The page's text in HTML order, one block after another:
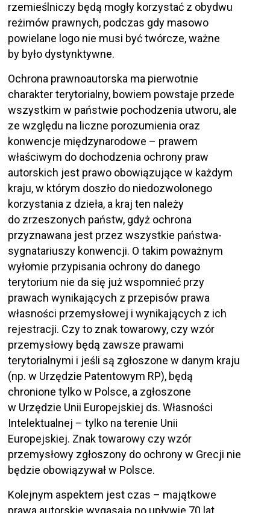
rzemieślniczy będą mogły korzystać z obydwu
reżimów prawnych, podczas gdy masowo
powielane logo nie musi być twórcze, ważne
by było dystynktywne.
Ochrona prawnoautorska ma pierwotnie
charakter terytorialny, bowiem powstaje przede
wszystkim w państwie pochodzenia utworu, ale
ze względu na liczne porozumienia oraz
konwencje międzynarodowe – prawem
właściwym do dochodzenia ochrony praw
autorskich jest prawo obowiązujące w każdym
kraju, w którym doszło do niedozwolonego
korzystania z dzieła, a kraj ten należy
do zrzeszonych państw, gdyż ochrona
przyznawana jest przez wszystkie państwa-
sygnatariuszy konwencji. O takim poważnym
wyłomie przypisania ochrony do danego
terytorium nie da się już wspomnieć przy
prawach wynikających z przepisów prawa
własności przemysłowej i wynikających z ich
rejestracji. Czy to znak towarowy, czy wzór
przemysłowy będą zawsze prawami
terytorialnymi i jeśli są zgłoszone w danym kraju
(np. w Urzędzie Patentowym RP), będą
chronione tylko w Polsce, a zgłoszone
w Urzędzie Unii Europejskiej ds. Własności
Intelektualnej – tylko na terenie Unii
Europejskiej. Znak towarowy czy wzór
przemysłowy zgłoszony do ochrony w Grecji nie
będzie obowiązywał w Polsce.
Kolejnym aspektem jest czas – majątkowe